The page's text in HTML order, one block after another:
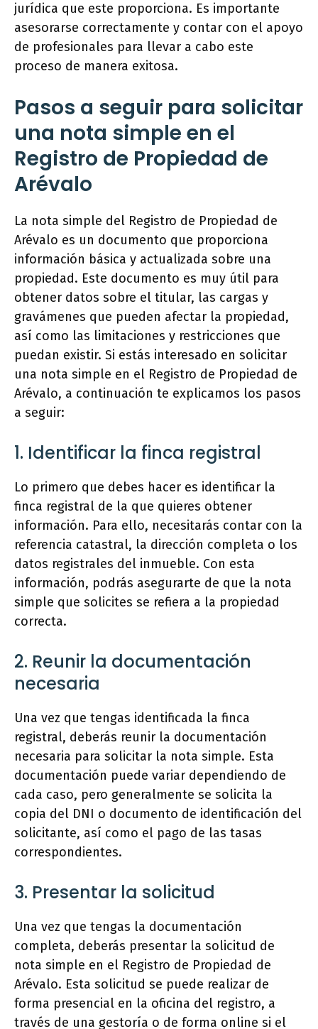
jurídica que este proporciona. Es importante
asesorarse correctamente y contar con el apoyo
de profesionales para llevar a cabo este
proceso de manera exitosa.
Pasos a seguir para solicitar
una nota simple en el
Registro de Propiedad de
Arévalo
La nota simple del Registro de Propiedad de
Arévalo es un documento que proporciona
información básica y actualizada sobre una
propiedad. Este documento es muy útil para
obtener datos sobre el titular, las cargas y
gravámenes que pueden afectar la propiedad,
así como las limitaciones y restricciones que
puedan existir. Si estás interesado en solicitar
una nota simple en el Registro de Propiedad de
Arévalo, a continuación te explicamos los pasos
a seguir:
1. Identificar la finca registral
Lo primero que debes hacer es identificar la
finca registral de la que quieres obtener
información. Para ello, necesitarás contar con la
referencia catastral, la dirección completa o los
datos registrales del inmueble. Con esta
información, podrás asegurarte de que la nota
simple que solicites se refiera a la propiedad
correcta.
2. Reunir la documentación
necesaria
Una vez que tengas identificada la finca
registral, deberás reunir la documentación
necesaria para solicitar la nota simple. Esta
documentación puede variar dependiendo de
cada caso, pero generalmente se solicita la
copia del DNI o documento de identificación del
solicitante, así como el pago de las tasas
correspondientes.
3. Presentar la solicitud
Una vez que tengas la documentación
completa, deberás presentar la solicitud de
nota simple en el Registro de Propiedad de
Arévalo. Esta solicitud se puede realizar de
forma presencial en la oficina del registro, a
través de una gestoría o de forma online si el